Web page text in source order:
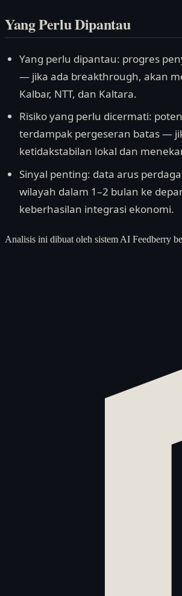
Yang Perlu Dipantau
Yang perlu dipantau: progres
— jika ada breakthrough, akan
Kalbar, NTT, dan Kaltara.
Risiko yang perlu dicermati:
terdampak pergeseran batas —
ketidakstabilan lokal dan
Sinyal penting: data arus
wilayah dalam 1–2 bulan ke
keberhasilan integrasi ekonomi.
Analisis ini dibuat oleh sistem AI Feedberry